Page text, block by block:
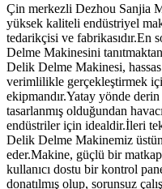
Çin merkezli Dezhou Sanjia
yüksek kaliteli endüstriyel
tedarikçisi ve fabrikasıdır.En
Delme Makinesini
Delik Delme Makinesi,
verimlilikle gerçekleştirmek
ekipmandır.Yatay yönde
tasarlanmış olduğundan
endüstriler için idealdir.İleri
Delik Delme Makinemiz
eder.Makine, güçlü bir
kullanıcı dostu bir kontrol
donatılmış olup, sorunsuz